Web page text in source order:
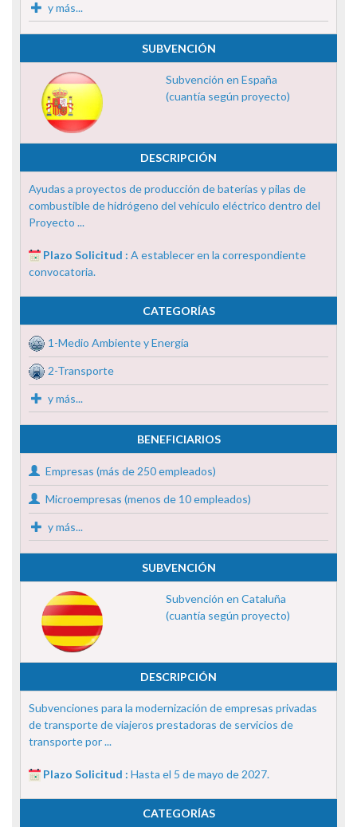
y más...
SUBVENCIÓN
Subvención en España
(cuantía según proyecto)
DESCRIPCIÓN
Ayudas a proyectos de producción de baterías y pilas de
combustible de hidrógeno del vehículo eléctrico dentro del
Proyecto ...
Plazo Solicitud : A establecer en la correspondiente
convocatoria.
CATEGORÍAS
1-Medio Ambiente y Energía
2-Transporte
y más...
BENEFICIARIOS
Empresas (más de 250 empleados)
Microempresas (menos de 10 empleados)
y más...
SUBVENCIÓN
Subvención en Cataluña
(cuantía según proyecto)
DESCRIPCIÓN
Subvenciones para la modernización de empresas privadas
de transporte de viajeros prestadoras de servicios de
transporte por ...
Plazo Solicitud : Hasta el 5 de mayo de 2027.
CATEGORÍAS